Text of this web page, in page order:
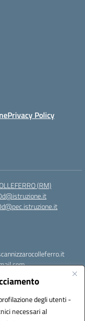
degli utenti -
necessari al
Privacy Policy
(RM)
credenziali)